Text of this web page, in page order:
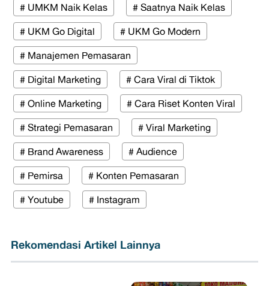
# UMKM Naik Kelas # Saatnya Naik Kelas
# UKM Go Digital # UKM Go Modern
# Manajemen Pemasaran
# Digital Marketing # Cara Viral di Tiktok
# Online Marketing # Cara Riset Konten Viral
# Strategi Pemasaran # Viral Marketing
# Brand Awareness # Audience
# Pemirsa # Konten Pemasaran
# Youtube # Instagram
Rekomendasi Artikel Lainnya